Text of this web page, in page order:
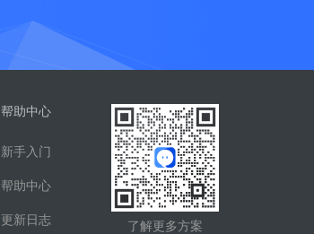
帮助中心
新手入门
帮助中心
更新日志 了解更多方案